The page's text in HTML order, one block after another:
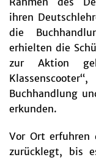
ihren
die
erhielten die
zur Aktion
Buchhandlung
erkunden.
Vor Ort erfuhren
zurücklegt, bis